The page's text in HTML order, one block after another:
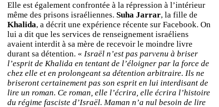
Elle est également confrontée à la répression à l’intérieur
même des prisons israéliennes. Suha Jarrar, la fille de
Khalida, a décrit une expérience récente sur Facebook. On
lui a dit que les services de renseignement israéliens
avaient interdit à sa mère de recevoir le moindre livre
durant sa détention. « Israël n’est pas parvenu à briser
l’esprit de Khalida en tentant de l’éloigner par la force de
chez elle et en prolongeant sa détention arbitraire. Ils ne
briseront certainement pas son esprit en lui interdisant de
lire un roman. Ce roman, elle l’écrira, elle écrira l’histoire
du régime fasciste d’Israël. Maman n’a nul besoin de lire